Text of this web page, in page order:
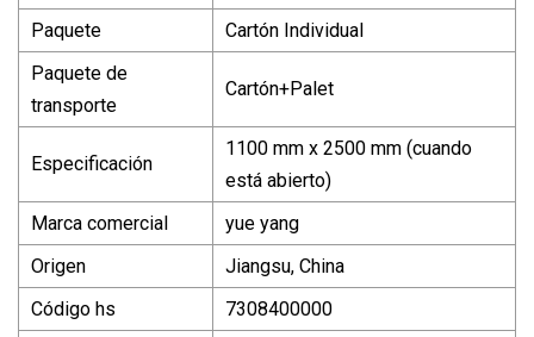
Paquete
Cartón Individual
Paquete de
transporte
Cartón+Palet
Especificación
1100 mm x 2500 mm (cuando
está abierto)
Marca comercial
yue yang
Origen
Jiangsu, China
Código hs
7308400000